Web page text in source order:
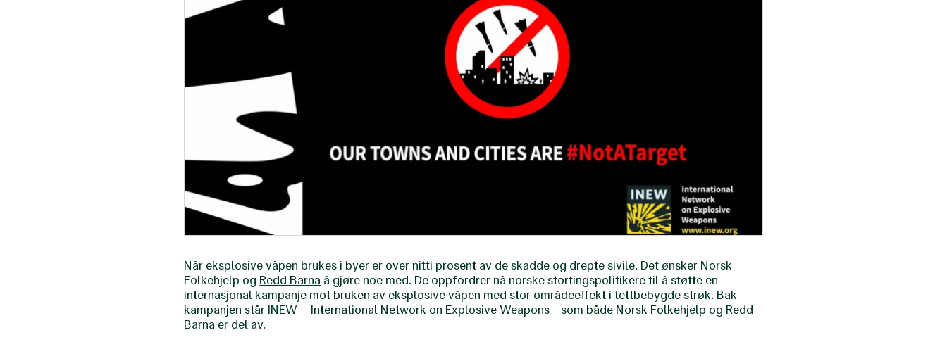
Når eksplosive våpen brukes i byer er over nitti prosent av de skadde og drepte sivile. Det ønsker Norsk
Folkehjelp og Redd Barna å gjøre noe med. De oppfordrer nå norske stortingspolitikere til å støtte en
internasjonal kampanje mot bruken av eksplosive våpen med stor områdeeffekt i tettbebygde strøk. Bak
kampanjen står INEW – International Network on Explosive Weapons – som både Norsk Folkehjelp og Redd
Barna er del av.